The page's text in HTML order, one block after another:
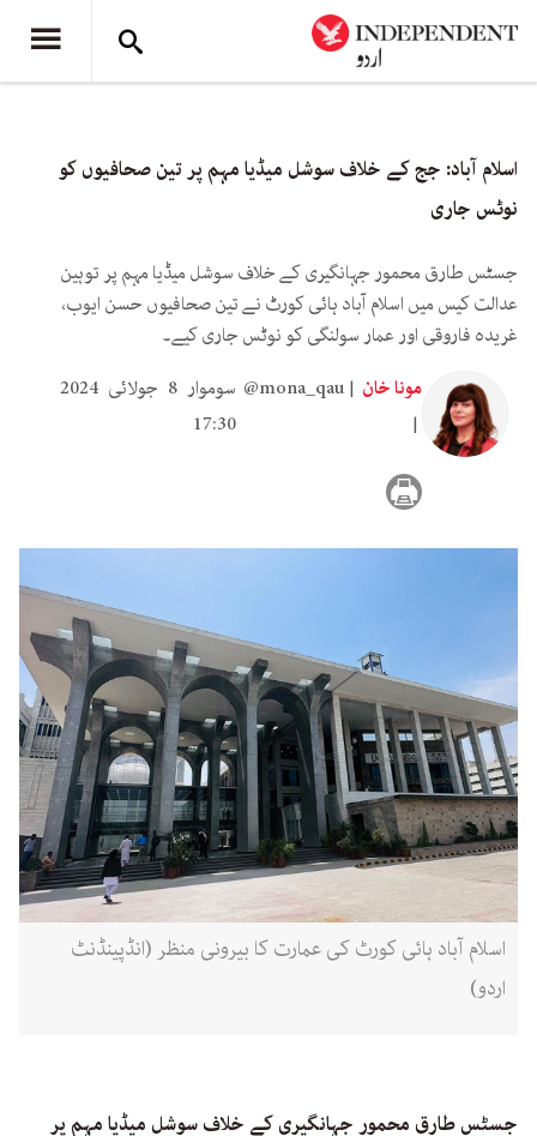
اسلام آباد: جج کے خلاف سوشل میڈیا مہم پر تین صحافیوں کو
نوٹس جاری
جسٹس طارق محمور جہانگیری کے خلاف سوشل میڈیا مہم پر توہین
عدالت کیس میں اسلام آباد ہائی کورٹ نے تین صحافیوں حسن ایوب،
غریدہ فاروقی اور عمار سولنگی کو نوٹس جاری کیے۔
مونا خان
@mona_qau
سوموار 8 جولائی 2024
17:30
اسلام آباد ہائی کورٹ کی عمارت کا بیرونی منظر (انڈپینڈنٹ
اردو)
جسٹس طارق محمور جہانگیری کے خلاف سوشل میڈیا مہم پر